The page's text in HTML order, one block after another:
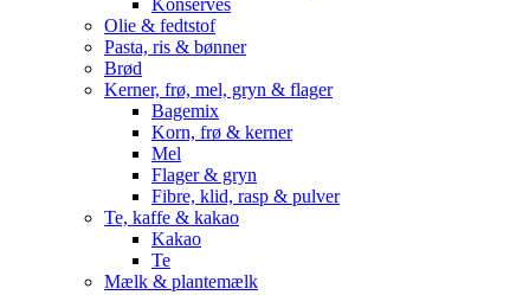
Konserves
Olie & fedtstof
Pasta, ris & bønner
Brød
Kerner, frø, mel, gryn & flager
Bagemix
Korn, frø & kerner
Mel
Flager & gryn
Fibre, klid, rasp & pulver
Te, kaffe & kakao
Kakao
Te
Mælk & plantemælk